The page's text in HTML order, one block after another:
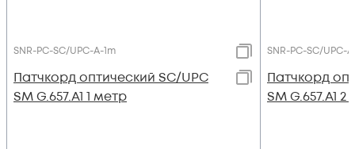
SNR-PC-SC/UPC-A-1m
Патчкорд оптический SC/UPC
SM G.657.A1 1 метр
SNR-PC-SC/UPC-
Патчкорд
SM G.657.A1